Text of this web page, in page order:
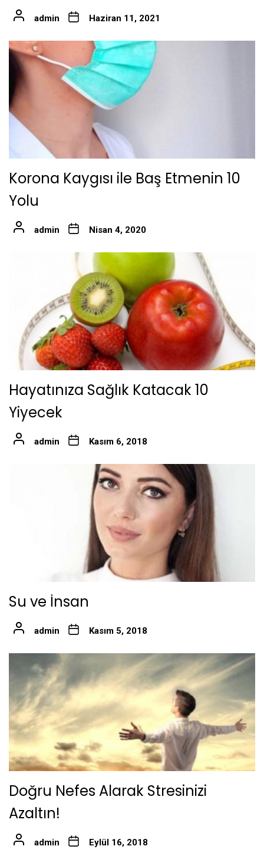
admin Haziran 11, 2021
Korona Kaygısı ile Baş Etmenin 10
Yolu
admin Nisan 4, 2020
Hayatınıza Sağlık Katacak 10
Yiyecek
admin Kasım 6, 2018
Su ve İnsan
admin Kasım 5, 2018
Doğru Nefes Alarak Stresinizi
Azaltın!
admin Eylül 16, 2018